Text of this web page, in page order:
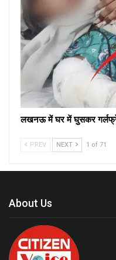
लखनऊ में घर में घुसकर
PREV NEXT 1 of 71
About Us